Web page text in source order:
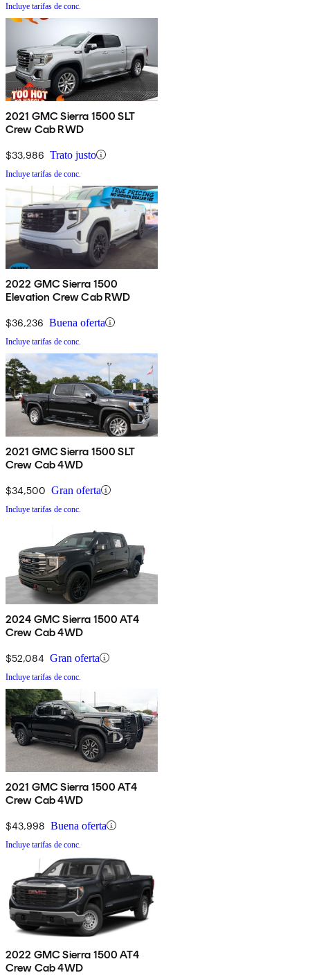
Incluye tarifas de conc.
2021 GMC Sierra 1500 SLT
Crew Cab RWD
$33,986 Trato justo
Incluye tarifas de conc.
2022 GMC Sierra 1500
Elevation Crew Cab RWD
$36,236 Buena oferta
Incluye tarifas de conc.
2021 GMC Sierra 1500 SLT
Crew Cab 4WD
$34,500 Gran oferta
Incluye tarifas de conc.
2024 GMC Sierra 1500 AT4
Crew Cab 4WD
$52,084 Gran oferta
Incluye tarifas de conc.
2021 GMC Sierra 1500 AT4
Crew Cab 4WD
$43,998 Buena oferta
Incluye tarifas de conc.
2022 GMC Sierra 1500 AT4
Crew Cab 4WD